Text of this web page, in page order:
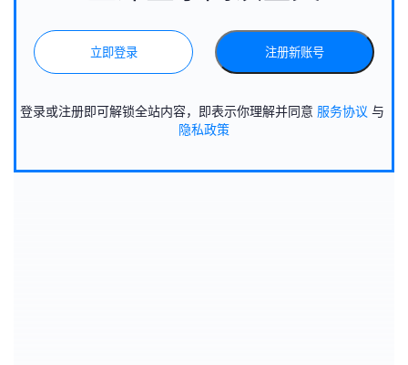
立即登录 注册新账号
登录或注册即可解锁全站内容，即表示你理解并同意 服务协议 与
隐私政策